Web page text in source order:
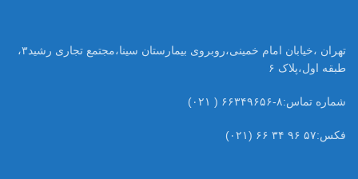
تهران ،خیابان امام خمینی،روبروی بیمارستان سینا،مجتمع تجاری رشید۳،
طبقه اول،پلاک ۶
شماره تماس:۸-۶۶۳۴۹۶۵۶ ( ۰۲۱)
فکس:۵۷ ۹۶ ۳۴ ۶۶ (۰۲۱)